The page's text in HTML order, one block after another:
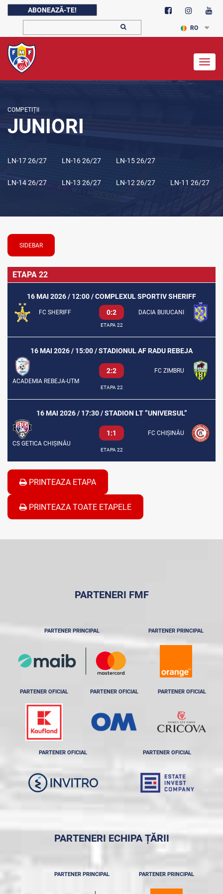
ABONEAZĂ-TE!
RO
COMPETIȚII
JUNIORI
LN-17 26/27 LN-16 26/27 LN-15 26/27
LN-14 26/27 LN-13 26/27 LN-12 26/27 LN-11 26/27
SIDEBAR
ETAPA 22
16 MAI 2026 / 12:00 / COMPLEXUL SPORTIV SHERIFF
FC SHERIFF 0:2 DACIA BUIUCANI
ETAPA 22
16 MAI 2026 / 15:00 / STADIONUL AF RADU REBEJA
ACADEMIA REBEJA-UTM
2:2 FC ZIMBRU
ETAPA 22
16 MAI 2026 / 17:30 / STADION LT ”UNIVERSUL”
CS GETICA CHIȘINĂU
1:1 FC CHIȘINĂU
ETAPA 22
PRINTEAZA ETAPA
PRINTEAZA TOATE ETAPELE
PARTENERI FMF
PARTENER PRINCIPAL PARTENER PRINCIPAL
PARTENER OFICIAL PARTENER OFICIAL PARTENER OFICIAL
PARTENER OFICIAL PARTENER OFICIAL
PARTENERI ECHIPA ȚĂRII
PARTENER PRINCIPAL PARTENER PRINCIPAL